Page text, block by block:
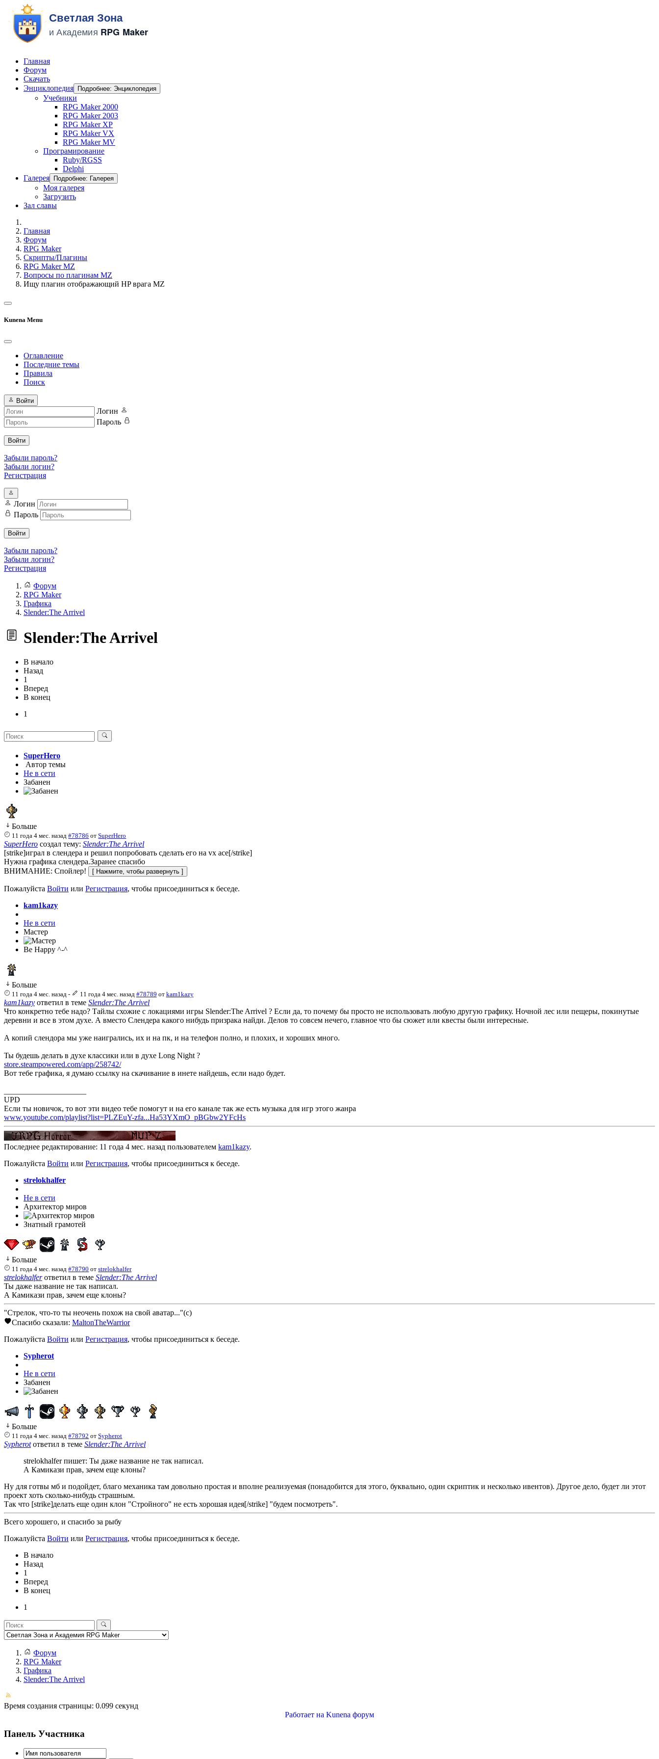
Главная
Форум
Скачать
Энциклопедия
Подробнее: Энциклопедия
Учебники
RPG Maker 2000
RPG Maker 2003
RPG Maker XP
RPG Maker VX
RPG Maker MV
Програмирование
Ruby/RGSS
Delphi
Галерея
Подробнее: Галерея
Моя галерея
Загрузить
Зал славы
Главная
Форум
RPG Maker
Скрипты/Плагины
RPG Maker MZ
Вопросы по плагинам MZ
Ищу плагин отображающий HP врага MZ
Kunena Menu
Оглавление
Последние темы
Правила
Поиск
Войти
Логин
Пароль
Войти
Забыли пароль?
Забыли логин?
Регистрация
Логин
Пароль
Войти
Забыли пароль?
Забыли логин?
Регистрация
Форум
RPG Maker
Графика
Slender:The Arrivel
Slender:The Arrivel
В начало
Назад
1
Вперед
В конец
1
SuperHero
Автор темы
Не в сети
Забанен
Больше
11 года 4 мес. назад #78786 отSuperHero
SuperHero создал тему: Slender:The Arrivel
[strike]играл в слендера и решил попробовать сделать его на vx ace[/strike]
Нужна графика слендера.Заранее спасибо
ВНИМАНИЕ: Спойлер!
Пожалуйста Войти или Регистрация, чтобы присоединиться к беседе.
kam1kazy
Не в сети
Мастер
Be Happy ^-^
Больше
11 года 4 мес. назад - 11 года 4 мес. назад #78789 от kam1kazy
kam1kazy ответил в теме Slender:The Arrivel
Что конкретно тебе надо? Тайлы схожие с локациями игры Slender:The Arrivel ? Если да, то почему бы просто не использовать любую другую графику. Ночной лес или пещеры, покинутые
деревни и все в этом духе. А вместо Слендера какого нибудь призрака найди. Делов то совсем нечего, главное что бы сюжет или квесты были интересные.
А копий слендора мы уже наигрались, их и на пк, и на телефон полно, и плохих, и хороших много.
Ты будешь делать в духе классики или в духе Long Night ?
store.steampowered.com/app/258742/
Вот тебе графика, я думаю ссылку на скачивание в инете найдешь, если надо будет.
UPD
Если ты новичок, то вот эти видео тебе помогут и на его канале так же есть музыка для игр этого жанра
www.youtube.com/playlist?list=PLZEuY-zfa...Ha53YXmO_pBGbw2YFcHs
Последнее редактирование: 11 года 4 мес. назад пользователем kam1kazy.
Пожалуйста Войти или Регистрация, чтобы присоединиться к беседе.
strelokhalfer
Не в сети
Архитектор миров
Знатный грамотей
Больше
11 года 4 мес. назад #78790 отstrelokhalfer
strelokhalferответил в теме Slender:The Arrivel
Ты даже название не так написал.
А Камикази прав, зачем еще клоны?
"Стрелок, что-то ты неочень похож на свой аватар..."(с)
Спасибо сказали: MaltonTheWarrior
Пожалуйста Войти или Регистрация, чтобы присоединиться к беседе.
Sypherot
Не в сети
Забанен
Больше
11 года 4 мес. назад #78792 отSypherot
Sypherotответил в теме Slender:The Arrivel
strelokhalfer пишет: Ты даже название не так написал.
А Камикази прав, зачем еще клоны?
Ну для готвы мб и подойдет, благо механика там довольно простая и вполне реализуемая (понадобится для этого, буквально, один скриптик и несколько ивентов). Другое дело, будет ли этот
проект хоть сколько-нибудь страшным.
Так что [strike]делать еще один клон "Стройного" не есть хорошая идея[/strike] "будем посмотреть".
Всего хорошего, и спасибо за рыбу
Пожалуйста Войти или Регистрация, чтобы присоединиться к беседе.
В начало
Назад
1
Вперед
В конец
1
Форум
RPG Maker
Графика
Slender:The Arrivel
Время создания страницы: 0.099 секунд
Работает на Kunena форум
Панель Участника